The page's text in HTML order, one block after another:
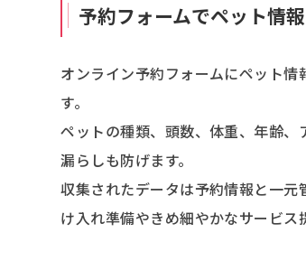
予約フォームでペット情
オンライン予約フォームにペット
す。
ペットの種類、頭数、体重、年齢
漏らしも防げます。
収集されたデータは予約情報と一
け入れ準備やきめ細やかなサービス